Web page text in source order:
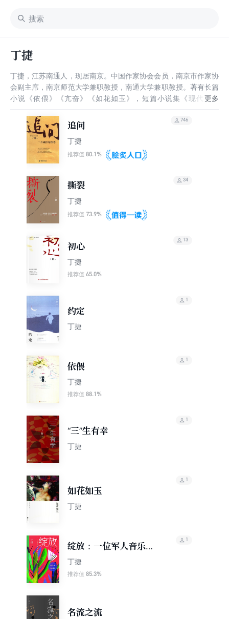
丁捷
丁捷，江苏南通人，现居南京。中国作家协会会员，南京市作家协
会副主席，南京师范大学兼职教授，南通大学兼职教授。著有长篇
小说《依偎》《亢奋》《如花如玉》，短篇小说集《现代诱惑
作品。获得过亚洲青春文学奖、中国图书奖（合作）、当代小说
奖、五个一工程优秀作品奖、紫金山文学奖、金陵文学奖等文学奖
项，也获得过今日中国摄影、中国作家书法等多项艺术奖励。
2005年至2008年作为江苏省委援疆干部，任职新疆伊犁哈萨克自
治州党委宣传部副部长，获优秀援疆干部称号，被中新社誉为“文
化援疆的倡导者和践行者”。
追问
丁捷
推荐值 80.1%
746
撕裂
丁捷
推荐值 73.9%
34
初心
丁捷
推荐值 65.0%
13
约定
丁捷
1
依偎
丁捷
推荐值 88.1%
1
“三”生有幸
丁捷
1
如花如玉
丁捷
1
绽放：一位军人音乐家
的生命课程
丁捷
推荐值 85.3%
1
名流之流